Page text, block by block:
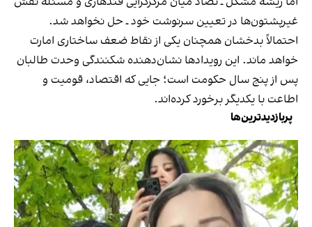
غیرپشتون‌ها در تعیین سرنوشت خود ـ حل نخواهد شد.
احتمالاً بدخشان همچنان یکی از نقاط ضعف ساختاری امارت
خواهد ماند. این رویدادها نشان‌دهنده شکنندگی وحدت طالبان
پس از پنج سال حکومت است؛ جایی که اقتصاد، قومیت و
اطاعت با یکدیگر برخورد کرده‌اند.
پربازدیدترین‌ها